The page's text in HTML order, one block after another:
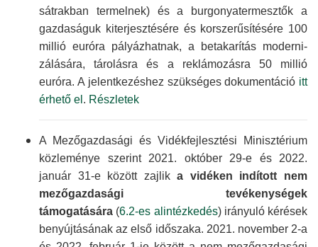
sátrakban termelnek) és a burgonya­termesztők a
gazdaságuk kiterjesz­tésére és korszerű­sítésére 100
millió euróra pályázhatnak, a betakarítás moderni­
zálására, tárolásra és a reklámozásra 50 millió
euróra. A jelent­kezéshez szükséges dokumen­táció itt
érhető el . Részletek
A Mezőgazdasági és Vidék­fejlesztési Minisz­térium
közleménye szerint 2021. október 29-e és 2022.
január 31-e között zajlika vidéken indított nem
mező­gazdasági tevékeny­ségek
támogatására (6.2-es alintézkedés) irányuló kérések
benyújtá­sának az első időszaka. 2021. november 2-a